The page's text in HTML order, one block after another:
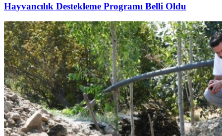
Hayvancılık Destekleme Programı Belli Oldu